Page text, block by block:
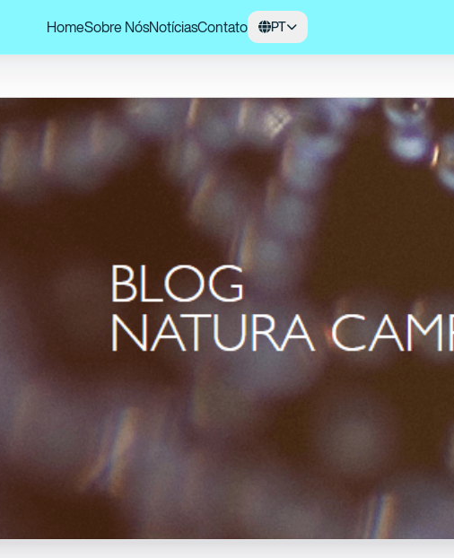
HomeSobre NósNotíciasContato PT